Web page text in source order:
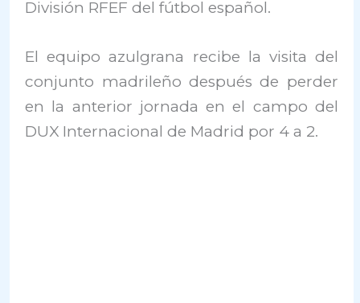
División RFEF del fútbol español.
El equipo azulgrana recibe la visita del
conjunto madrileño después de perder
en la anterior jornada en el campo del
DUX Internacional de Madrid por 4 a 2.